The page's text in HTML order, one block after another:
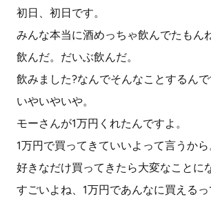
初日、初日です。
みんな本当に酒めっちゃ飲んでたもん
飲んだ。だいぶ飲んだ。
飲みました?なんでそんなことするん
いやいやいや。
モーさんが1万円くれたんですよ。
1万円で買ってきていいよって言うから
好きなだけ買ってきたら大変なことに
すごいよね、1万円であんなに買える